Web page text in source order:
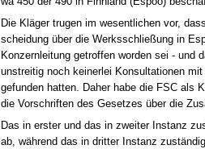
Die Kläger tru­gen im we­sent­li­chen vor,
schei­dung über die Werks­sch­ließung in
Kon­zern­lei­tung ge­trof­fen wor­den sei - und
un­strei­tig noch kei­ner­lei Kon­sul­ta­tio­nen
ge­fun­den hat­ten. Da­her ha­be die FSC als
die Vor­schrif­ten des Ge­set­zes über die
Das in ers­ter und das in zwei­ter In­stanz
ab, während das in drit­ter In­stanz